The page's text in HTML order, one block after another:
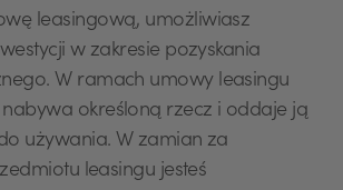
leasingową, umożliwiasz
w zakresie pozyskania
W ramach umowy leasingu
określoną rzecz i oddaje ją
używania. W zamian za
leasingu jesteś